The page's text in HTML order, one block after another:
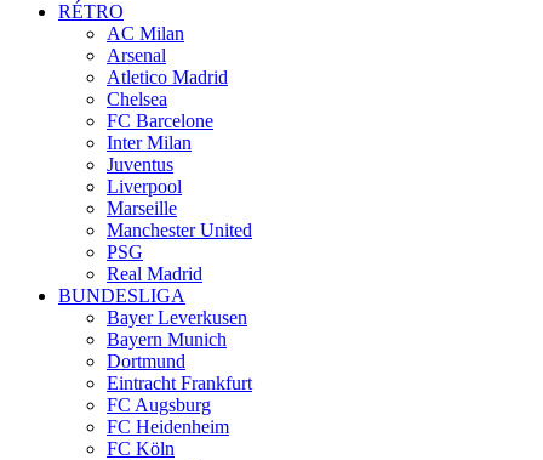
RÉTRO
AC Milan
Arsenal
Atletico Madrid
Chelsea
FC Barcelone
Inter Milan
Juventus
Liverpool
Marseille
Manchester United
PSG
Real Madrid
BUNDESLIGA
Bayer Leverkusen
Bayern Munich
Dortmund
Eintracht Frankfurt
FC Augsburg
FC Heidenheim
FC Köln